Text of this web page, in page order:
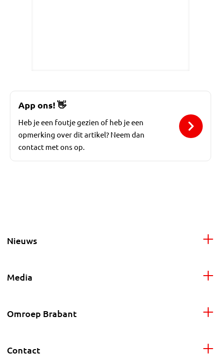
App ons!👋
Heb je een foutje gezien of heb je een
opmerking over dit artikel? Neem dan
contact met ons op.
Nieuws
Media
Omroep Brabant
Contact